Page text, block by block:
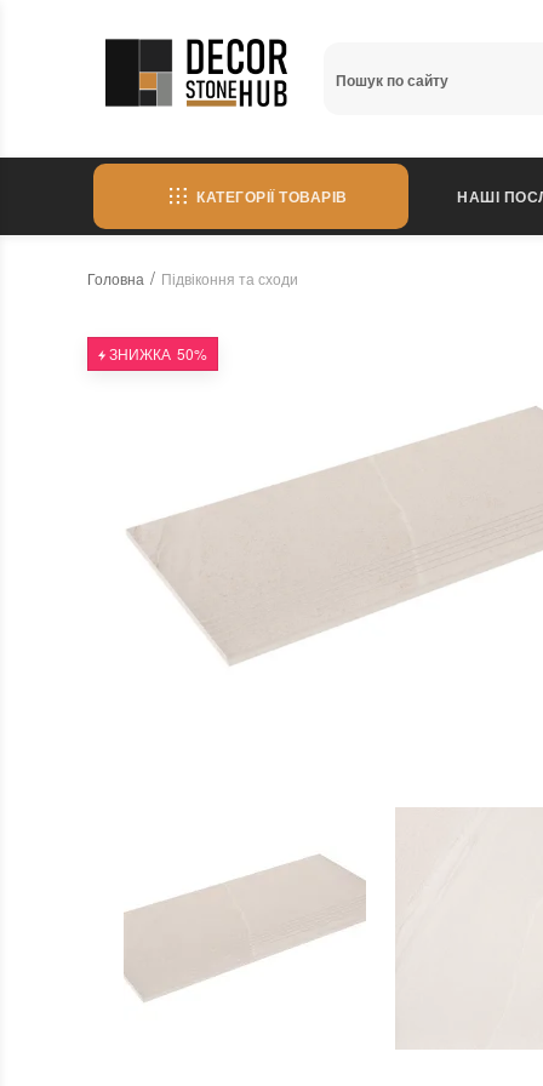
КАТЕГОРІЇ ТОВАРІВ НАШІ
Головна Підвіконня та сходи
ЗНИЖКА 50%